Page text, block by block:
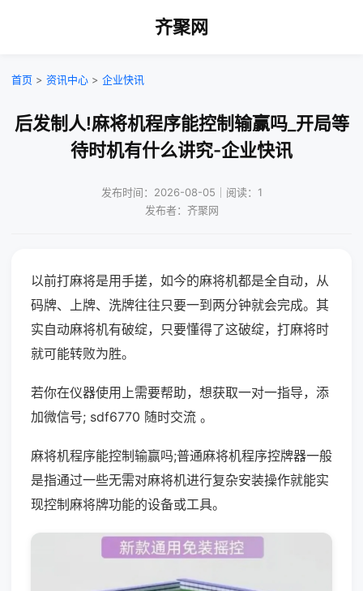
齐聚网
首页 > 资讯中心 > 企业快讯
后发制人!麻将机程序能控制输赢吗_开局等
待时机有什么讲究-企业快讯
发布时间：2026-08-05｜阅读：1
发布者：齐聚网
以前打麻将是用手搓，如今的麻将机都是全自动，从
码牌、上牌、洗牌往往只要一到两分钟就会完成。其
实自动麻将机有破绽，只要懂得了这破绽，打麻将时
就可能转败为胜。
若你在仪器使用上需要帮助，想获取一对一指导，添
加微信号; sdf6770 随时交流 。
麻将机程序能控制输赢吗;普通麻将机程序控牌器一般
是指通过一些无需对麻将机进行复杂安装操作就能实
现控制麻将牌功能的设备或工具。